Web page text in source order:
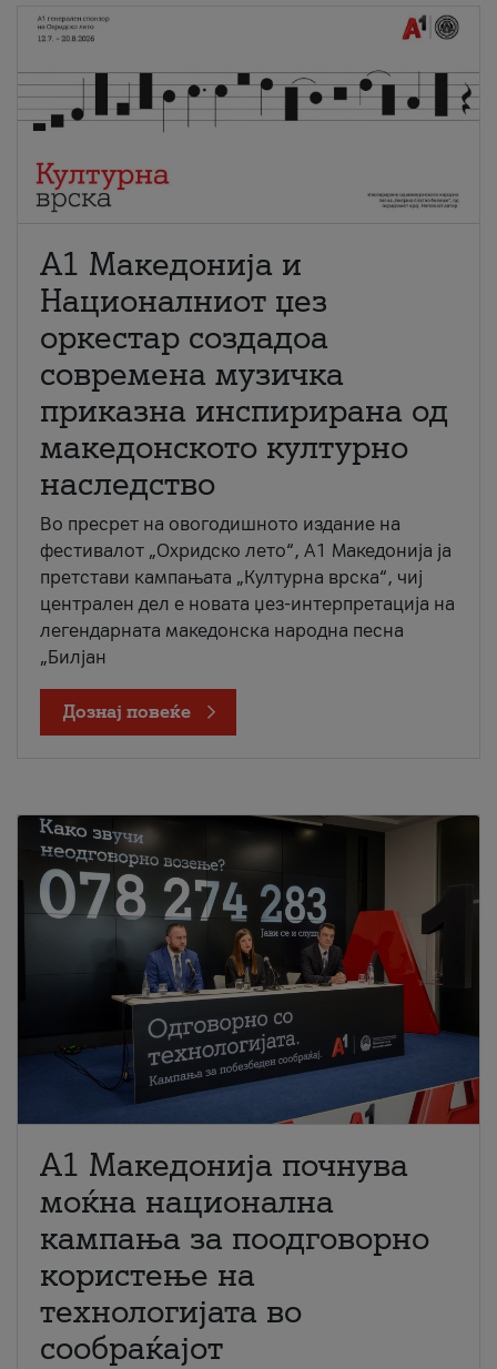
А1 Македонија и
Националниот џез
оркестар создадоа
современа музичка
приказна инспирирана од
македонското културно
наследство
Во пресрет на овогодишното издание на
фестивалот „Охридско лето“, А1 Македонија ја
претстави кампањата „Културна врска“, чиј
централен дел е новата џез-интерпретација на
легендарната македонска народна песна
„Билјан
Дознај повеќе
A1 Македонија почнува
моќна национална
кампања за поодговорно
користење на
технологијата во
сообраќајот